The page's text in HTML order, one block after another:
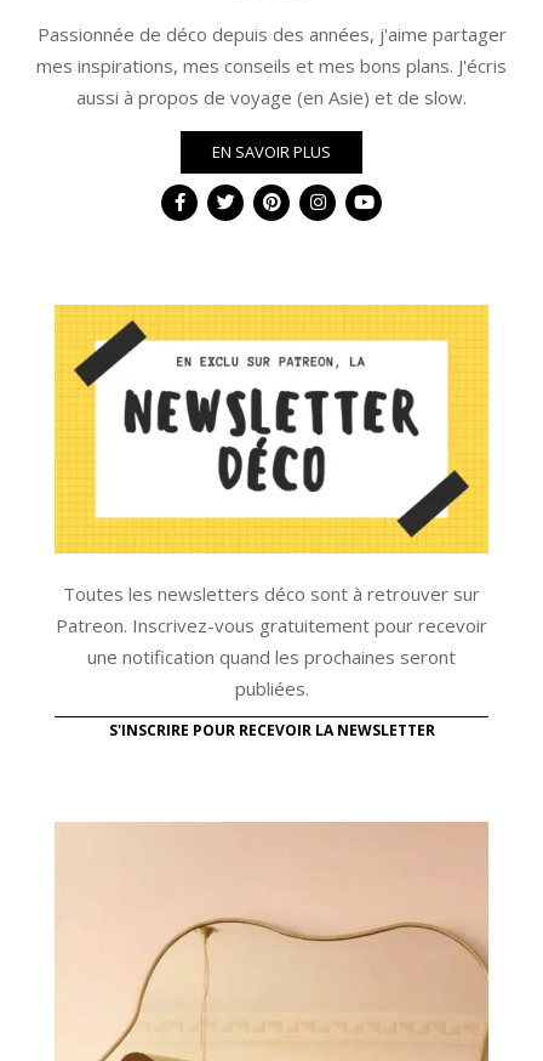
Passionnée de déco depuis des années, j'aime partager
mes inspirations, mes conseils et mes bons plans. J'écris
aussi à propos de voyage (en Asie) et de slow.
EN SAVOIR PLUS
Toutes les newsletters déco sont à retrouver sur
Patreon. Inscrivez-vous gratuitement pour recevoir
une notification quand les prochaines seront
publiées.
S'INSCRIRE POUR RECEVOIR LA NEWSLETTER